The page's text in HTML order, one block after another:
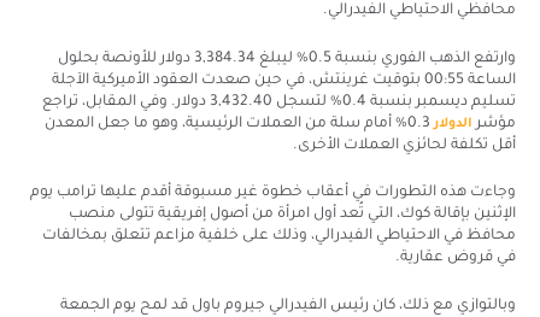
محافظي الاحتياطي الفيدرالي.
وارتفع الذهب الفوري بنسبة 0.5% ليبلغ 3,384.34 دولار للأونصة بحلول
الساعة 00:55 بتوقيت غرينتش، في حين صعدت العقود الأميركية الآجلة
تسليم ديسمبر بنسبة 0.4% لتسجل 3,432.40 دولار. وفي المقابل، تراجع
مؤشر الدولار
0.3% أمام سلة من العملات الرئيسية، وهو ما جعل المعدن
أقل تكلفة لحائزي العملات الأخرى.
وجاءت هذه التطورات في أعقاب خطوة غير مسبوقة أقدم عليها ترامب يوم
الإثنين بإقالة كوك، التي تُعد أول امرأة من أصول إفريقية تتولى منصب
محافظ في الاحتياطي الفيدرالي، وذلك على خلفية مزاعم تتعلق بمخالفات
في قروض عقارية.
وبالتوازي مع ذلك، كان رئيس الفيدرالي جيروم باول قد لمح يوم الجمعة